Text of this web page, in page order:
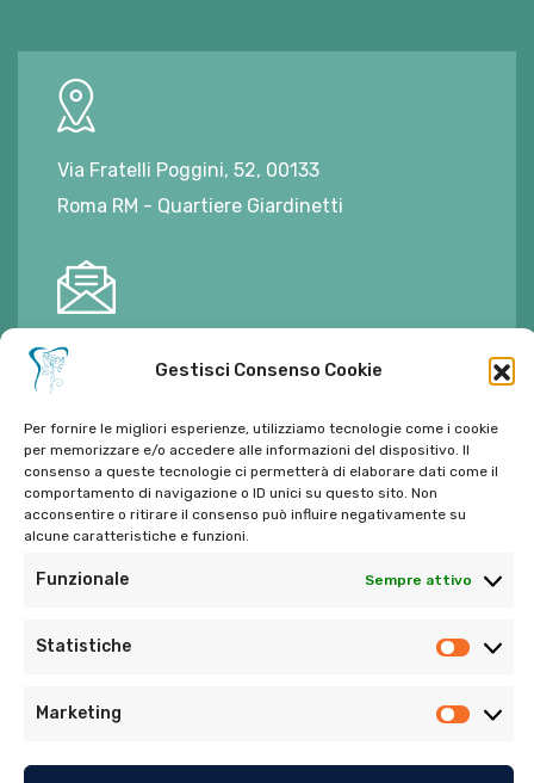
Gestisci Consenso Cookie
Per fornire le migliori esperienze, utilizziamo tecnologie come i cookie
per memorizzare e/o accedere alle informazioni del dispositivo. Il
consenso a queste tecnologie ci permetterà di elaborare dati come il
comportamento di navigazione o ID unici su questo sito. Non
acconsentire o ritirare il consenso può influire negativamente su
alcune caratteristiche e funzioni.
Funzionale Sempre attivo
Statistiche
Marketing
Via Fratelli Poggini, 52, 00133
Roma RM - Quartiere Giardinetti
E-mail:
Tel:06 272342
Tel:393 9810086
Dentistico Santaniello Alimonti